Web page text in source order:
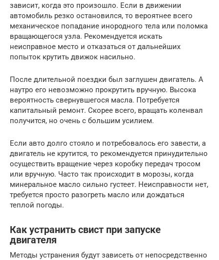
зависит, когда это произошло. Если в движении
автомобиль резко остановился, то вероятнее всего
механическое попадание инородного тела или поломка
вращающегося узла. Рекомендуется искать
неисправное место и отказаться от дальнейших
попыток крутить движок насильно.
После длительной поездки был заглушен двигатель. А
наутро его невозможно прокрутить вручную. Высока
вероятность свернувшегося масла. Потребуется
капитальный ремонт. Скорее всего, вращать коленвал
получится, но очень с большим усилием.
Если авто долго стояло и потребовалось его завести, а
двигатель не крутится, то рекомендуется принудительно
осуществить вращение через коробку передач тросом
или вручную. Часто так происходит в морозы, когда
минеральное масло сильно густеет. Неисправности нет,
требуется просто разогреть масло или дождаться
теплой погоды.
Как устранить свист при запуске
двигателя
Методы устранения будут зависеть от непосредственно